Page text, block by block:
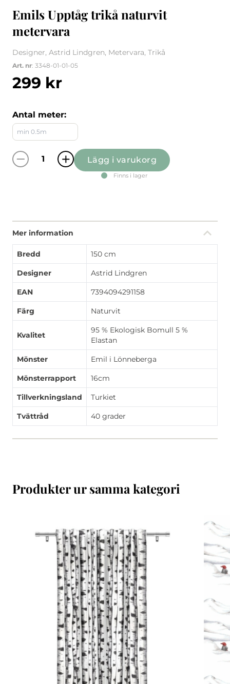
Emils Upptåg trikå naturvit
metervara
Designer, Astrid Lindgren, Metervara, Trikå
Art. nr: 3348-01-01-05
299 kr
Antal meter:
Emils Upptåg trikå naturvit metervara
Lägg i varukorg
Finns i lager
Mer information
Bredd 150 cm
Designer Astrid Lindgren
EAN 7394094291158
Färg Naturvit
Kvalitet
95 % Ekologisk Bomull 5 %
Elastan
Mönster Emil i Lönneberga
Mönsterrapport 16cm
Tillverkningsland Turkiet
Tvättråd 40 grader
Produkter ur samma kategori